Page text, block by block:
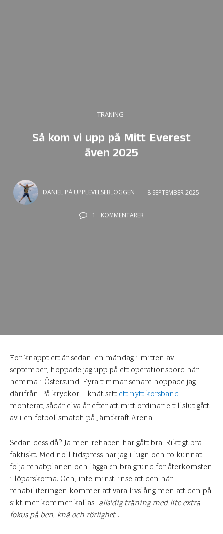
TRÄNING
Så kom vi upp på Mitt Everest
även 2025
DANIEL PÅ UPPLEVELSEBLOGGEN 8 SEPTEMBER 2025
1 KOMMENTARER
För knappt ett år sedan, en måndag i mitten av
september, hoppade jag upp på ett operationsbord här
hemma i Östersund. Fyra timmar senare hoppade jag
därifrån. På kryckor. I knät satt ett nytt korsband
monterat, sådär elva år efter att mitt ordinarie tillslut gått
av i en fotbollsmatch på Jämtkraft Arena.
Sedan dess då? Ja men rehaben har gått bra. Riktigt bra
faktiskt. Med noll tidspress har jag i lugn och ro kunnat
följa rehabplanen och lägga en bra grund för återkomsten
i löparskorna. Och, inte minst, inse att den här
rehabiliteringen kommer att vara livslång men att den på
sikt mer kommer kallas ”allsidig träning med lite extra
fokus på ben, knä och rörlighet”.